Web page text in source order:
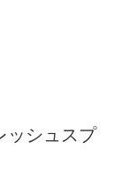
ッシュスプ